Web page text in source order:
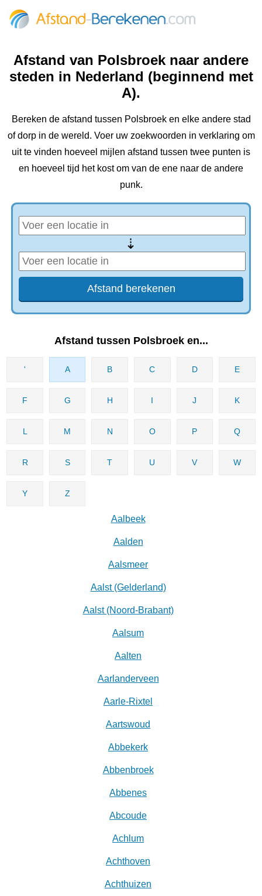
Afstand van Polsbroek naar andere
steden in Nederland (beginnend met
A).
Bereken de afstand tussen Polsbroek en elke andere stad
of dorp in de wereld. Voer uw zoekwoorden in verklaring om
uit te vinden hoeveel mijlen afstand tussen twee punten is
en hoeveel tijd het kost om van de ene naar de andere
punk.
⇢
Afstand tussen Polsbroek en...
' A B C D E
F G H I J K
L M N O P Q
R S T U V W
Y Z
Aalbeek
Aalden
Aalsmeer
Aalst (Gelderland)
Aalst (Noord-Brabant)
Aalsum
Aalten
Aarlanderveen
Aarle-Rixtel
Aartswoud
Abbekerk
Abbenbroek
Abbenes
Abcoude
Achlum
Achthoven
Achthuizen